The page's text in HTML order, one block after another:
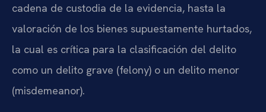
cadena de custodia de la evidencia, hasta la
valoración de los bienes supuestamente hurtados,
la cual es crítica para la clasificación del delito
como un delito grave (felony) o un delito menor
(misdemeanor).